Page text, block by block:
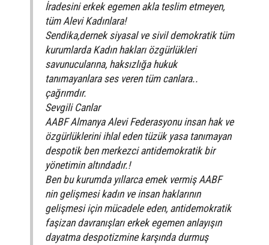
İradesini erkek egemen akla teslim etmeyen,
tüm Alevi Kadınlara!
Sendika,dernek siyasal ve sivil demokratik tüm
kurumlarda Kadın hakları özgürlükleri
savunucularına, haksızlığa hukuk
tanımayanlara ses veren tüm canlara..
çağrımdır.
Sevgili Canlar
AABF Almanya Alevi Federasyonu insan hak ve
özgürlüklerini ihlal eden tüzük yasa tanımayan
despotik ben merkezci antidemokratik bir
yönetimin altındadır.!
Ben bu kurumda yıllarca emek vermiş AABF
nin gelişmesi kadın ve insan haklarının
gelişmesi için mücadele eden, antidemokratik
faşizan davranışları erkek egemen anlayışın
dayatma despotizmine karşında durmuş